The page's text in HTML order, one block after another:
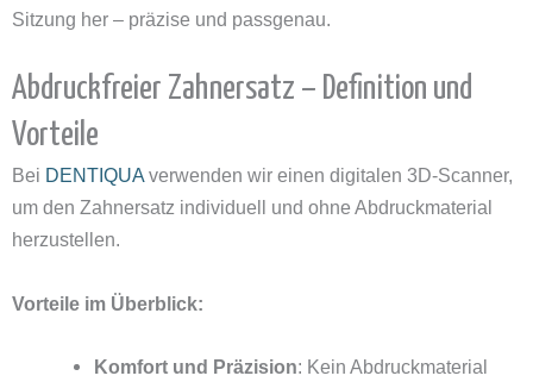
Sitzung her – präzise und passgenau.
Abdruckfreier Zahnersatz – Definition und
Vorteile
Bei DENTIQUA verwenden wir einen digitalen 3D-Scanner,
um den Zahnersatz individuell und ohne Abdruckmaterial
herzustellen.
Vorteile im Überblick:
Komfort und Präzision: Kein Abdruckmaterial